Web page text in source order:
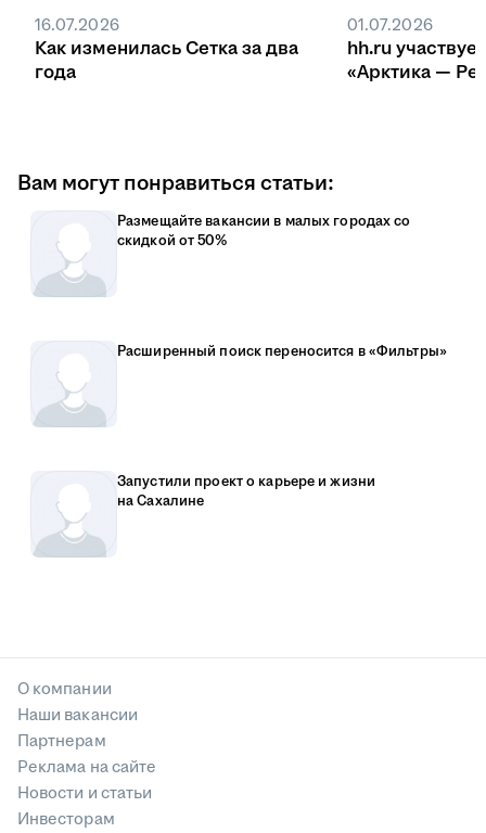
16.07.2026
Как изменилась Сетка за два
года
01.07.2026
hh.ru
«Арктика —
Вам могут понравиться статьи:
Размещайте вакансии в малых городах со
скидкой от 50%
Расширенный поиск переносится в «Фильтры»
Запустили проект о карьере и жизни
на Сахалине
О компании
Наши вакансии
Партнерам
Реклама на сайте
Новости и статьи
Инвесторам